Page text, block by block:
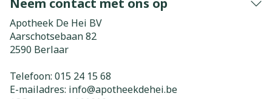
Neem contact met ons op
Apotheek De Hei BV
Aarschotsebaan 82
2590 Berlaar
Telefoon: 015 24 15 68
E-mailadres: info@apotheekdehei.be